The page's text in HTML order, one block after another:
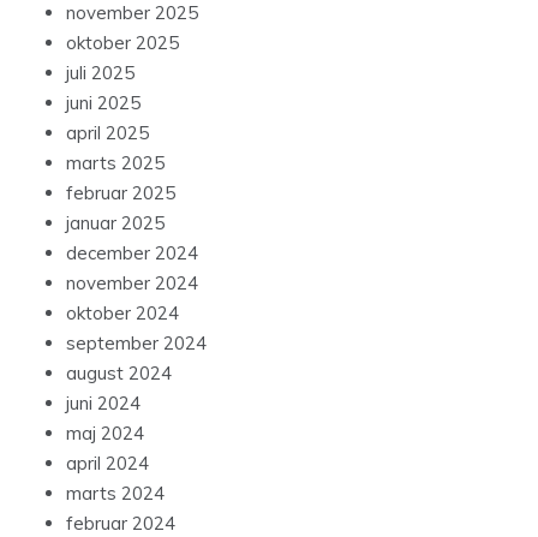
november 2025
oktober 2025
juli 2025
juni 2025
april 2025
marts 2025
februar 2025
januar 2025
december 2024
november 2024
oktober 2024
september 2024
august 2024
juni 2024
maj 2024
april 2024
marts 2024
februar 2024